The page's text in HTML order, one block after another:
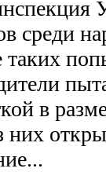
среди
таких
в